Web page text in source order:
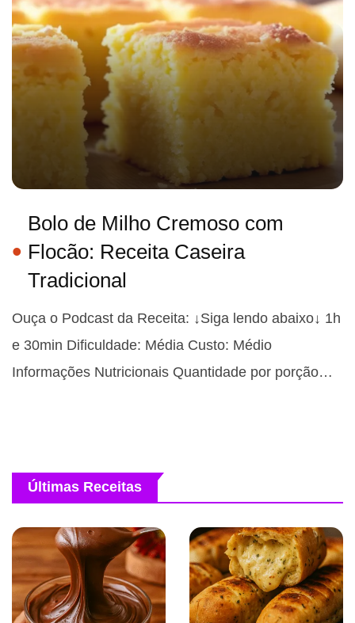
Bolo de Milho Cremoso com
Flocão: Receita Caseira
Tradicional
Ouça o Podcast da Receita: ↓Siga lendo abaixo↓ 1h
e 30min Dificuldade: Média Custo: Médio
Informações Nutricionais Quantidade por porção…
Últimas Receitas